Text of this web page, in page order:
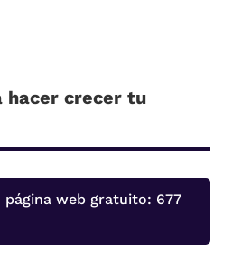
hacer crecer tu
página web gratuito: 677